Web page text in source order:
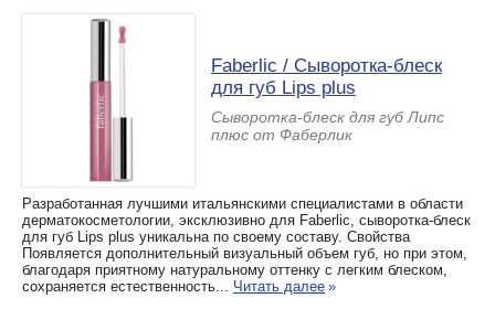
Faberlic / Сыворотка-блеск
для губ Lips plus
Сыворотка-блеск для губ Липс
плюс от Фаберлик
Разработанная лучшими итальянскими специалистами в области
дерматокосметологии, эксклюзивно для Faberlic, сыворотка-блеск
для губ Lips plus уникальна по своему составу. Свойства
Появляется дополнительный визуальный объем губ, но при этом,
благодаря приятному натуральному оттенку с легким блеском,
сохраняется естественность... Читать далее »